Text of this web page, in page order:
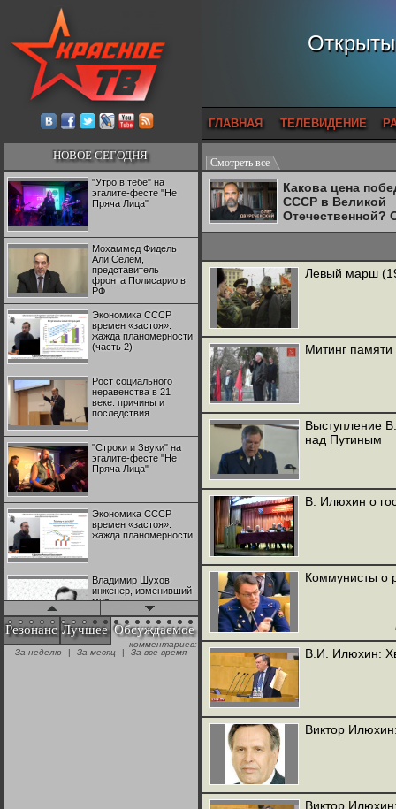
ГЛАВНАЯ ТЕЛЕВИДЕНИЕ
НОВОЕ СЕГОДНЯ
"Утро в тебе" на
эгалите-фесте "Не
Пряча Лица"
Мохаммед Фидель
Али Селем,
представитель
фронта Полисарио в
РФ
Экономика СССР
времен «застоя»:
жажда планомерности
(часть 2)
Рост социального
неравенства в 21
веке: причины и
последствия
"Строки и Звуки" на
эгалите-фесте "Не
Пряча Лица"
Экономика СССР
времен «застоя»:
жажда планомерности
Владимир Шухов:
инженер, изменивший
мир
"Аркадий Коц" на
эгалите-фесте "Не
Резонанс Лучшее Обсуждаемое
комментариев:
За неделю
| За месяц | За все время
Смотреть все
Какова цена
СССР в Великой
Отечественной?
Двуреченский о
Левый марш
Митинг
Выступление
над Путиным
В. Илюхин о
Коммунисты о
В.И. Илюхин:
Виктор
Виктор